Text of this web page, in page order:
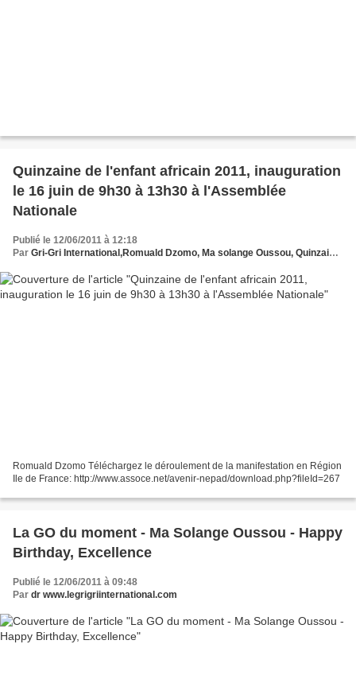
Quinzaine de l'enfant africain 2011, inauguration
le 16 juin de 9h30 à 13h30 à l'Assemblée
Nationale
Publié le 12/06/2011 à 12:18
Par Gri-Gri International,Romuald Dzomo, Ma solange Oussou, Quinzaine de l'enfant, Assamblé National
Romuald Dzomo Téléchargez le déroulement de la manifestation en Région
Ile de France: http://www.assoce.net/avenir-nepad/download.php?fileId=267
La GO du moment - Ma Solange Oussou - Happy
Birthday, Excellence
Publié le 12/06/2011 à 09:48
Par dr www.legrigriinternational.com